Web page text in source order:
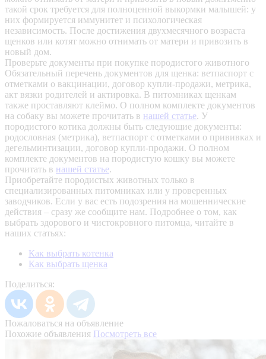
такой срок требуется для полноценной выкормки малышей: у
них формируется иммунитет и психологическая
независимость. После достижения двухмесячного возраста
щенков или котят можно отнимать от матери и привозить в
новый дом.
Проверьте документы при покупке породистого животного
Обязательный перечень документов для щенка: ветпаспорт с
отметками о вакцинации, договор купли-продажи, метрика,
акт вязки родителей и актировка. В питомниках щенкам
также проставляют клеймо. О полном комплекте документов
на собаку вы можете прочитать в нашей статье. У
породистого котика должны быть следующие документы:
родословная (метрика), ветпаспорт с отметками о прививках и
дегельминтизации, договор купли-продажи. О полном
комплекте документов на породистую кошку вы можете
прочитать в нашей статье.
Приобретайте породистых животных только в
специализированных питомниках или у проверенных
заводчиков. Если у вас есть подозрения на мошеннические
действия – сразу же сообщите нам. Подробнее о том, как
выбрать здорового и чистокровного питомца, читайте в
наших статьях:
Как выбрать котенка
Как выбрать щенка
Поделиться:
Пожаловаться на объявление
Похожие объявления Посмотреть все